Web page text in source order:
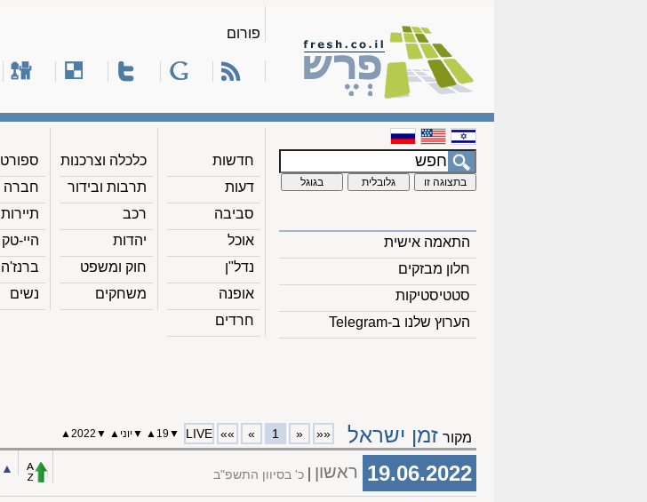
פורום
התאמה אישית
חלון מבזקים
סטטיסטיקות
הערוץ שלנו ב-Telegram
חדשות
דעות
סביבה
אוכל
נדל"ן
אופנה
חרדים
כלכלה וצרכנות
תרבות ובידור
רכב
יהדות
חוק ומשפט
משחקים
ספורט
חברה
תיירות
היי-טק
ברנז'ה
נשים
מקור זמן ישראל ««
«
1
»
»»
LIVE
▼
19
▲
▼יוני ▲
▼
2022
▲
19.06.2022 ראשון כ' בסיוון התשפ"ב ▲︎